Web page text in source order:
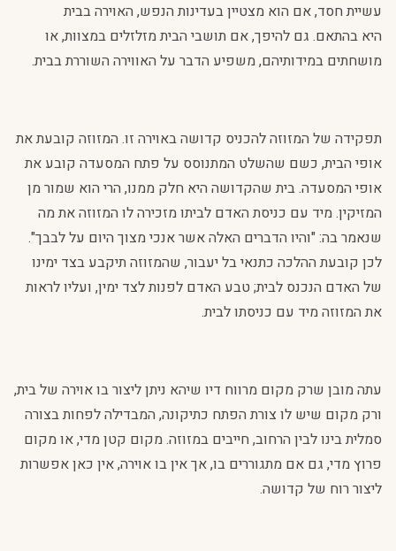
עשיית חסד, אם הוא מצטיין בעדינות הנפש, האוירה בבית
היא בהתאם. גם להיפך, אם תושבי הבית מזלזלים במצוות, או
מושחתים במידותיהם, משפיע הדבר על האווירה השוררת בבית.
תפקידה של המזוזה להכניס קדושה באוירה זו. המזוזה קובעת את
אופי הבית, כשם שהשלט המתנוסס על פתח המסעדה קובע את
אופי המסעדה. בית שהקדושה היא חלק ממנו, הרי הוא שמור מן
המזיקין. מיד עם כניסת האדם לביתו מזכירה לו המזוזה את מה
שנאמר בה: "והיו הדברים האלה אשר אנכי מצוך היום על לבבך".
לכן קובעת ההלכה כתנאי בל יעבור, שהמזוזה תיקבע בצד ימינו
של האדם הנכנס לבית; טבע האדם לפנות לצד ימין, ועליו לראות
את המזוזה מיד עם כניסתו לבית.
עתה מובן שרק מקום מרווח דיו שיהא ניתן ליצור בו אוירה של בית,
ורק מקום שיש לו צורת הפתח כתיקונה, המבדילה לפחות בצורה
סמלית בינו לבין הרחוב, חייבים במזוזה. מקום קטן מדי, או מקום
פרוץ מדי, גם אם מתגוררים בו, אך אין בו אוירה, אין כאן אפשרות
ליצור רוח של קדושה.